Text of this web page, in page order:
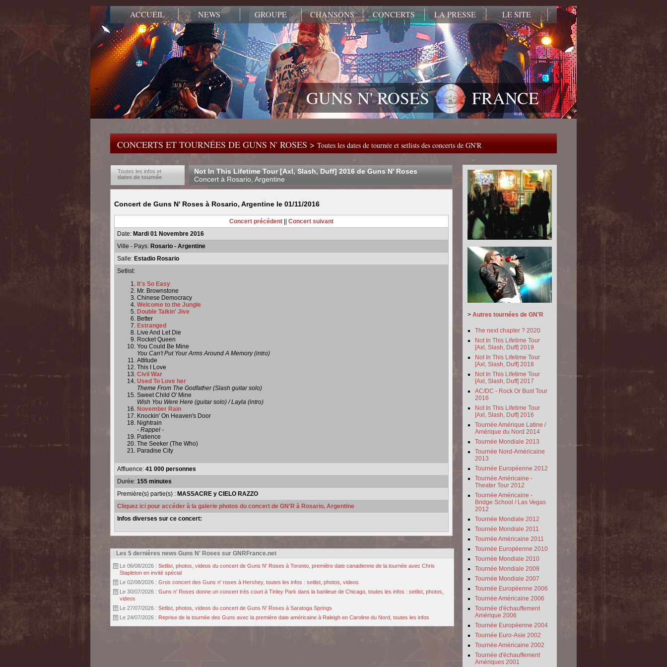
ACCUEIL NEWS GROUPE CHANSONS CONCERTS LA PRESSE LE SITE
GUNS N' ROSES FRANCE
CONCERTS ET TOURNÉES DE GUNS N' ROSES >Toutes les dates de tournée et setlists des concerts de GN'R
Toutes les infos et
dates de tournée
Not In This Lifetime Tour [Axl, Slash, Duff] 2016 de Guns N' Roses
Concert à Rosario, Argentine
Concert de Guns N' Roses à Rosario, Argentine le 01/11/2016
Concert précédent
Concert suivant
Date: Mardi 01 Novembre 2016
Ville - Pays: Rosario - Argentine
Salle: Estadio Rosario
Setlist:
It's So Easy
Mr. Brownstone
Chinese Democracy
Welcome to the Jungle
Double Talkin' Jive
Better
Estranged
Live And Let Die
Rocket Queen
You Could Be Mine
You Can't Put Your Arms Around A Memory (intro)
Attitude
This I Love
Civil War
Used To Love her
Theme From The Godfather (Slash guitar solo)
Sweet Child O' Mine
Wish You Were Here (guitar solo) / Layla (intro)
November Rain
Knockin' On Heaven's Door
Nightrain
- Rappel -
Patience
The Seeker (The Who)
Paradise City
Affluence: 41 000 personnes
Durée: 155 minutes
Première(s) partie(s) : MASSACRE y CIELO RAZZO
Cliquez ici pour accéder à la galerie photos du concert de GN'R à Rosario, Argentine
Infos diverses sur ce concert:
Les 5 dernières news Guns N' Roses sur GNRFrance.net
Le 06/08/2026 : Setlist, photos, videos du concert de Guns N' Roses à Toronto, première date canadienne de la tournée avec Chris
Stapleton en invité spécial
Le 02/08/2026 : Gros concert des Guns n' roses à Hershey, toutes les infos : setlist, photos, videos
Le 30/07/2026 : Guns n' Roses donne un concert très court à Tinley Park dans la banlieue de Chicago, toutes les infos : setlist, photos,
videos
Le 27/07/2026 : Setlist, photos, videos du concert de Guns N' Roses à Saratoga Springs
Le 24/07/2026 : Reprise de la tournée des Guns avec la première date américaine à Raleigh en Caroline du Nord, toutes les infos
> Autres tournées de GN'R
The next chapter ? 2020
Not In This Lifetime Tour
[Axl, Slash, Duff] 2019
Not In This Lifetime Tour
[Axl, Slash, Duff] 2018
Not In This Lifetime Tour
[Axl, Slash, Duff] 2017
AC/DC - Rock Or Bust Tour
2016
Not In This Lifetime Tour
[Axl, Slash, Duff] 2016
Tournée Amérique Latine /
Amérique du Nord 2014
Tournée Mondiale 2013
Tournée Nord-Américaine
2013
Tournée Européenne 2012
Tournée Américaine -
Theater Tour 2012
Tournée Américaine -
Bridge School / Las Vegas
2012
Tournée Mondiale 2012
Tournée Mondiale 2011
Tournée Américaine 2011
Tournée Européenne 2010
Tournée Mondiale 2010
Tournée Mondiale 2009
Tournée Mondiale 2007
Tournée Européenne 2006
Tournée Américaine 2006
Tournée d'échauffement
Amérique 2006
Tournée Européenne 2004
Tournée Euro-Asie 2002
Tournée Américaine 2002
Tournée d'échauffement
Amériques 2001